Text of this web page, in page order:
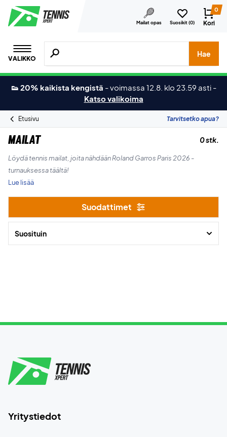
Mailat opas Suosikit (0)
0
Kori
VALIKKO
Hae tuotteita, merkkejä jne.
Hae
👟 20% kaikista kengistä -voimassa 12.8. klo 23.59 asti -
Katso valikoima
Etusivu Tarvitsetko apua?
Mailat 0 stk.
Löydä tennis mailat, joita nähdään Roland Garros Paris 2026 -
turnauksessa täältä!
Lue lisää
Suodattimet
Suosituin
Yritystiedot